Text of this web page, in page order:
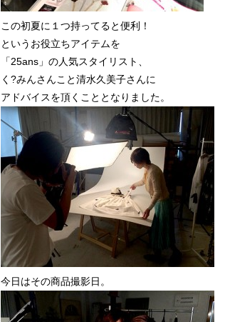
この初夏に１つ持ってると便利！
というお役立ちアイテムを
「25ans」の人気スタイリスト、
く?みんさんこと清水久美子さんに
アドバイスを頂くこととなりました。
今日はその商品撮影日。